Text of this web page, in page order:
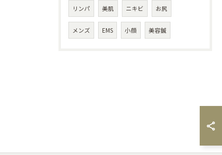
リンパ 美肌 ニキビ お尻
メンズ EMS 小顔 美容鍼